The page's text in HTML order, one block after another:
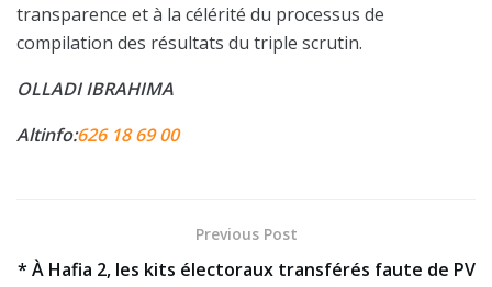
transparence et à la célérité du processus de
compilation des résultats du triple scrutin.
OLLADI IBRAHIMA
Altinfo:626 18 69 00
Previous Post
* À Hafia 2, les kits électoraux transférés faute de PV